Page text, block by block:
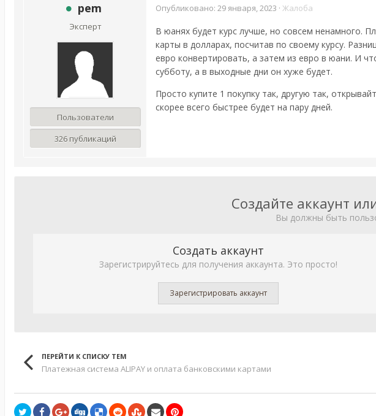
pem
Эксперт
Пользователи
326 публикаций
Опубликовано: 29 января, 2023 · Жалоба
В юанях будет курс лучше, но совсем ненамного.
карты в долларах, посчитав по своему курсу.
евро конвертировать, а затем из евро в юани. И
субботу, а в выходные дни он хуже будет.
Просто купите 1 покупку так, другую так,
скорее всего быстрее будет на пару дней.
Создайте аккаунт
Вы должны быть
Создать аккаунт
Зарегистрируйтесь для получения аккаунта. Это просто!
Зарегистрировать аккаунт
ПЕРЕЙТИ К СПИСКУ ТЕМ
Платежная система ALIPAY и оплата банковскими картами